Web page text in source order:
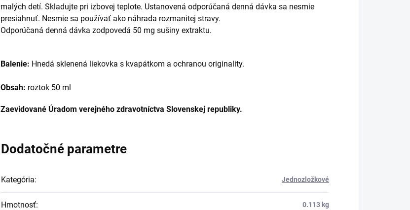
malých detí. Skladujte pri izbovej teplote. Ustanovená odporúčaná denná dávka sa nesmie
presiahnuť. Nesmie sa používať ako náhrada rozmanitej stravy.
Odporúčaná denná dávka zodpovedá 50 mg sušiny extraktu.
Balenie: Hnedá sklenená liekovka s kvapátkom a ochranou originality.
Obsah: roztok 50 ml
Zaevidované Úradom verejného zdravotníctva Slovenskej republiky.
Dodatočné parametre
Kategória: Jednozložkové
Hmotnosť: 0.113 kg